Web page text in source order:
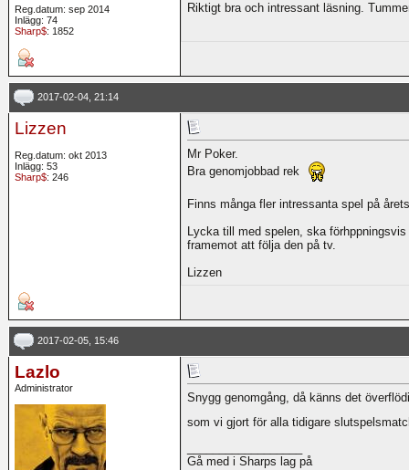
Reg.datum: sep 2014
Inlägg: 74
Sharp$: 1852
Riktigt bra och intressant läsning.
2017-02-04, 21:14
Lizzen
Reg.datum: okt 2013
Inlägg: 53
Sharp$: 246
Mr Poker.
Bra genomjobbad rek
Finns många fler intressanta spel på
Lycka till med spelen, ska
framemot att följa den på tv.
Lizzen
2017-02-05, 15:46
Lazlo
Administrator
Snygg genomgång, då känns det
som vi gjort för alla tidigare
Gå med i Sharps lag på